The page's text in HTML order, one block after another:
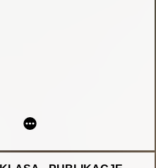
: wybrane zagadnienia